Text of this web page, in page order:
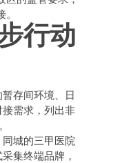
行动
存间环境、日
需求，列出非
城的三甲医院
集终端品牌，